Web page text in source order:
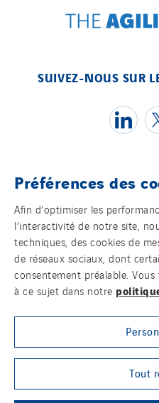
SUIVEZ-NOUS SUR
Politique de
Plan
Sites
Norway
Portugal
Switzerland
United Kingdom
Préférences des
Afin d’optimiser les
l’interactivité de notre site,
techniques, des cookies de
de réseaux sociaux, dont
consentement préalable.
à ce sujet dans notre
Tout